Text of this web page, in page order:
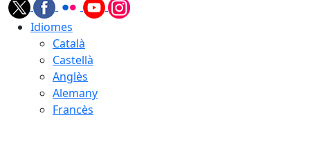
Idiomes
Català
Castellà
Anglès
Alemany
Francès